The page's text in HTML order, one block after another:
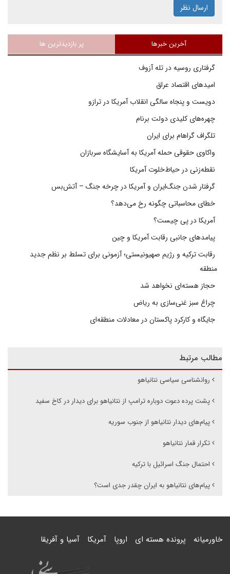
ارسال نظر
آخرین خبرها پر بازدیدترین ها
گرفتاری روسیه در تله آزوف
امیدهای اقتصاد عراق
دویست و پنجاه سالگی انقلاب آمریکا در ترازو
چهره‌های کلیدی دولت برنام
تلگراف گراهام برای ایران
واکاوی حقوقی حمله آمریکا به آسایشگاه سربازان
نقطه‌زنی در حیاط‌خلوت آمریکا
گرفتار شدن جنگ‌ایران و آمریکا در چرخه جنگ – آتش‌بس
خطای محاسباتی چگونه رخ می‌دهد؟
آمریکا در پی چیست؟
پیامدهای جانبی رقابت آمریکا و چین
رقابت ترکیه و رژیم صهیونیستی؛ آزمونی برای تسلط بر نظم جدید
منطقه
حجاز هسته‌ای نخواهد شد
چراغ سبز غنی‌سازی به ریاض
جایگاه و کارکرد پاکستان در معادلات منطقه‌ای
مطالب مرتبط
روانشناسی سیاسی نتانیاهو
پشت پرده دعوت دوباره ترامپ از نتانیاهو برای دیدار در کاخ سفید
پیام‌های دیدار نتانیاهو از جنوب سوریه
تکرار قمار نتانیاهو
احتمال جنگ اسرائیل با ترکیه
پیام‌های نتانیاهو به ایران چقدر جدی است؟
خاورمیانه پرونده هسته ای اروپا آمریکا آسیا و آفریقا